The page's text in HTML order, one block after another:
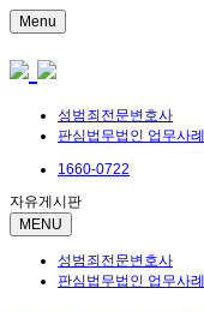
Menu
성범죄전문변호사
판심법무법인 업무사례
1660-0722
자유게시판
MENU
성범죄전문변호사
판심법무법인 업무사례